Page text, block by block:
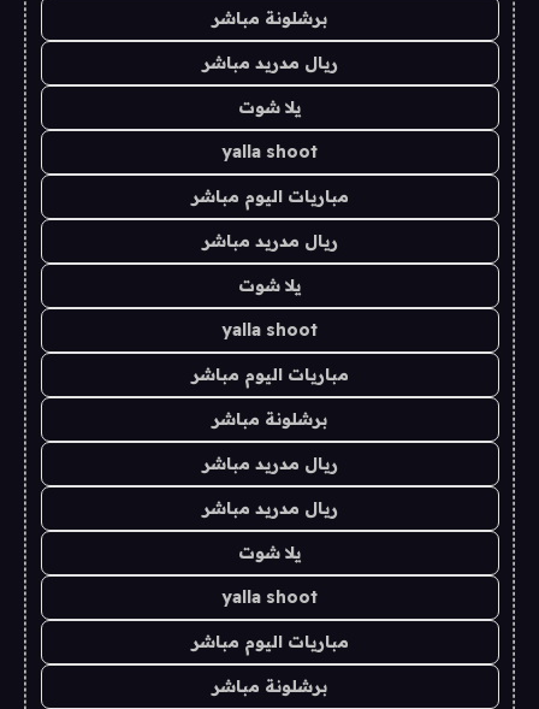
برشلونة مباشر
ريال مدريد مباشر
يلا شوت
yalla shoot
مباريات اليوم مباشر
ريال مدريد مباشر
يلا شوت
yalla shoot
مباريات اليوم مباشر
برشلونة مباشر
ريال مدريد مباشر
ريال مدريد مباشر
يلا شوت
yalla shoot
مباريات اليوم مباشر
برشلونة مباشر